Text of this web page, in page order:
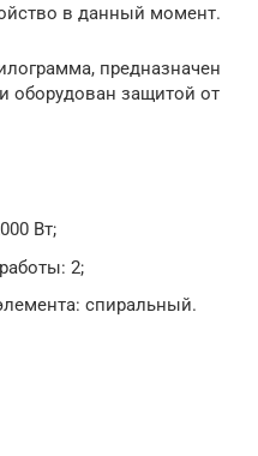
в данный момент.
предназначен
оборудован защитой от
Вт;
2;
спиральный.